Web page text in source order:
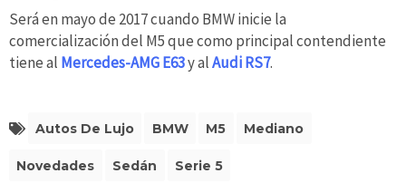
Será en mayo de 2017 cuando BMW inicie la
comercialización del M5 que como principal contendiente
tiene al Mercedes-AMG E63y alAudi RS7.
Autos De Lujo BMW M5 Mediano
Novedades Sedán Serie 5